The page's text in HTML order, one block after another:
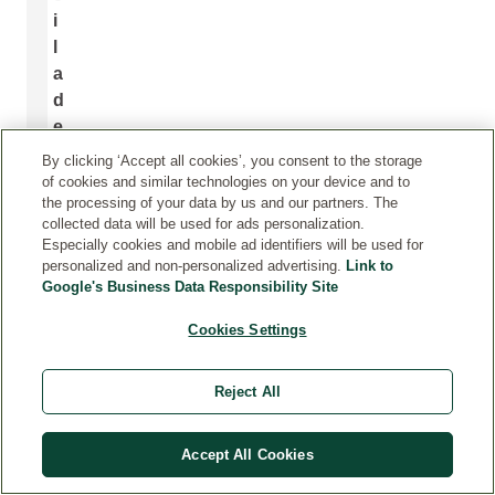
i
a
d
e
i
z
e
s
t
e
x
By clicking ‘Accept all cookies’, you consent to the storage
of cookies and similar technologies on your device and to
the processing of your data by us and our partners. The
collected data will be used for ads personalization.
Especially cookies and mobile ad identifiers will be used for
personalized and non-personalized advertising. Link to
Google's Business Data Responsibility Site
Cookies Settings
Reject All
Accept All Cookies